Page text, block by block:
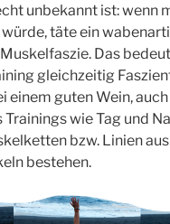
unbekannt ist: wenn
täte ein
Das
gleichzeitig
einem guten Wein, auch
wie Tag und
bzw. Linien
bestehen.